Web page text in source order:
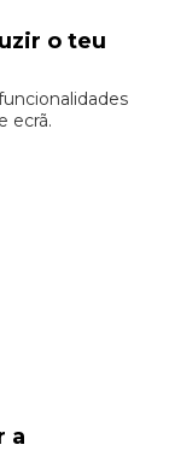
o teu
ecrã.
a